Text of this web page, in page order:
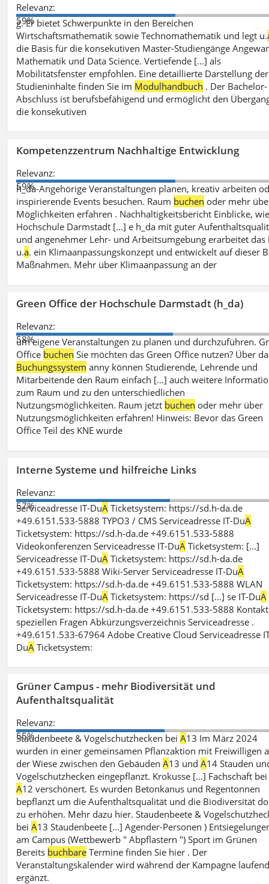
Relevanz:
59%
g. Er bietet Schwerpunkte in den Bereichen
Wirtschaftsmathematik sowie Technomathematik und legt u.
die Basis für die konsekutiven Master-Studiengänge
Mathematik und Data Science. Vertiefende [...] als
Mobilitätsfenster empfohlen. Eine detaillierte Darstellung der
Studieninhalte finden Sie im Modulhandbuch . Der Bachelor-
Abschluss ist berufsbefähigend und ermöglicht den
die konsekutiven
Kompetenzzentrum Nachhaltige Entwicklung
Relevanz:
59%
h_da-Angehörige Veranstaltungen planen, kreativ arbeiten
inspirierende Events besuchen. Raum buchen oder mehr
Möglichkeiten erfahren . Nachhaltigkeitsbericht Einblicke,
Hochschule Darmstadt [...] e h_da mit guter
und angenehmer Lehr- und Arbeitsumgebung erarbeitet das
u.a. ein Klimaanpassungskonzept und entwickelt auf dieser
Maßnahmen. Mehr über Klimaanpassung an der
Green Office der Hochschule Darmstadt (h_da)
Relevanz:
58%
um eigene Veranstaltungen zu planen und durchzuführen.
Office buchen Sie möchten das Green Office nutzen? Über
Buchungssystem anny können Studierende, Lehrende und
Mitarbeitende den Raum einfach [...] auch weitere
zum Raum und zu den unterschiedlichen
Nutzungsmöglichkeiten. Raum jetzt buchen oder mehr über
Nutzungsmöglichkeiten erfahren! Hinweis: Bevor das Green
Office Teil des KNE wurde
Interne Systeme und hilfreiche Links
Relevanz:
57%
Serviceadresse IT-DuA Ticketsystem: https://sd.h-da.de
+49.6151.533-5888 TYPO3 / CMS Serviceadresse IT-DuA
Ticketsystem: https://sd.h-da.de +49.6151.533-5888
Videokonferenzen Serviceadresse IT-DuA Ticketsystem: [...]
Serviceadresse IT-DuA Ticketsystem: https://sd.h-da.de
+49.6151.533-5888 Wiki-Server Serviceadresse IT-DuA
Ticketsystem: https://sd.h-da.de +49.6151.533-5888 WLAN
Serviceadresse IT-DuA Ticketsystem: https://sd [...] se IT-DuA
Ticketsystem: https://sd.h-da.de +49.6151.533-5888
speziellen Fragen Abkürzungsverzeichnis Serviceadresse .
+49.6151.533-67964 Adobe Creative Cloud Serviceadresse
DuA Ticketsystem:
Grüner Campus - mehr Biodiversität und
Aufenthaltsqualität
Relevanz:
55%
Staudenbeete & Vogelschutzhecken beiA13 Im März 2024
wurden in einer gemeinsamen Pflanzaktion mit Freiwilligen
der Wiese zwischen den GebäudenA13 undA14 Stauden
Vogelschutzhecken eingepflanzt. Krokusse [...] Fachschaft bei
A12 verschönert. Es wurden Betonkanus und Regentonnen
bepflanzt um die Aufenthaltsqualität und die Biodiversität
zu erhöhen. Mehr dazu hier. Staudenbeete &
beiA13 Staudenbeete [...] Agender-Personen )
am Campus (Wettbewerb " Abpflastern ") Sport im Grünen
Bereits buchbare Termine finden Sie hier . Der
Veranstaltungskalender wird während der Kampagne
ergänzt.